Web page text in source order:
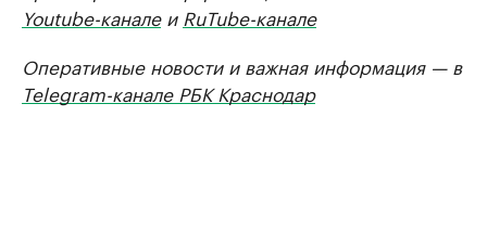
Youtube-каналеи RuTube-канале
Оперативные новости и важная информация — в
Telegram-канале РБК Краснодар